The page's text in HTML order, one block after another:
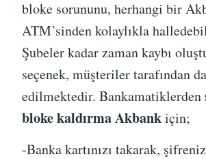
bloke sorununu, herhangi bir
ATM’sinden kolaylıkla
Şubeler kadar zaman kaybı
seçenek, müşteriler tarafından
edilmektedir. Bankamatiklerden
bloke kaldırma Akbankiçin;
-Banka kartınızı takarak,